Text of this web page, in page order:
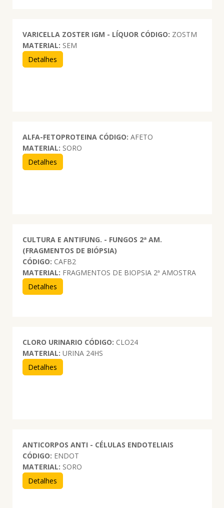
VARICELLA ZOSTER IGM - LÍQUOR CÓDIGO: ZOSTM
MATERIAL: SEM
Detalhes
ALFA-FETOPROTEINA CÓDIGO: AFETO
MATERIAL: SORO
Detalhes
CULTURA E ANTIFUNG. - FUNGOS 2ª AM.
(FRAGMENTOS DE BIÓPSIA)
CÓDIGO: CAFB2
MATERIAL: FRAGMENTOS DE BIOPSIA 2ª AMOSTRA
Detalhes
CLORO URINARIO CÓDIGO: CLO24
MATERIAL: URINA 24HS
Detalhes
ANTICORPOS ANTI - CÉLULAS ENDOTELIAIS
CÓDIGO: ENDOT
MATERIAL: SORO
Detalhes